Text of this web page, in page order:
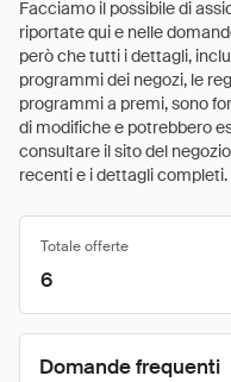
Facciamo il possibile di
riportate qui e nelle
però che tutti i dettagli,
programmi dei negozi, le
programmi a premi, sono
di modifiche e potrebbero
consultare il sito del
recenti e i dettagli completi.
Totale offerte
6
Domande frequenti